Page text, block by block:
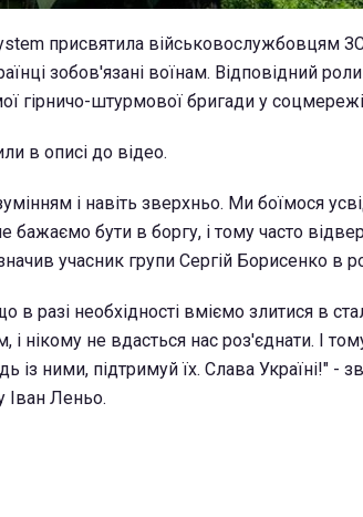
присвятила військовослужбовцям
зобов'язані воїнам. Відповідний
гірничо-штурмової бригади у
в описі до відео.
і навіть зверхньо. Ми боїмося
бути в боргу, і тому часто
учасник групи Сергій Борисенко в
разі необхідності вміємо злитися в
і нікому не вдасться нас роз'єднати. І
із ними, підтримуй їх. Слава Україні!" -
Іван Леньо.